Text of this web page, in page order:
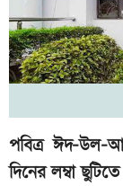
পবিত্র ঈদ-উল-
দিনের লম্বা